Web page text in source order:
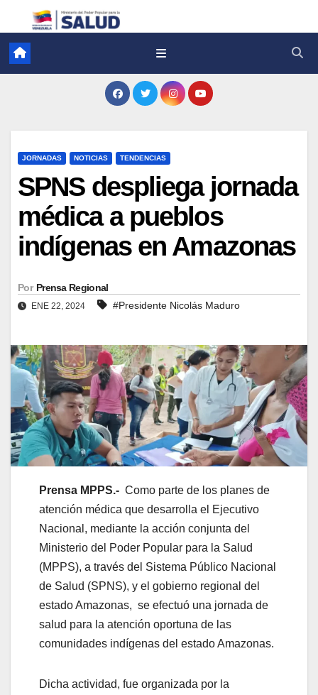
JORNADAS NOTICIAS TENDENCIAS
SPNS despliega jornada
médica a pueblos
indígenas en Amazonas
Por Prensa Regional
ENE 22, 2024 #Presidente Nicolás Maduro
Prensa MPPS.- Como parte de los planes de
atención médica que desarrolla el Ejecutivo
Nacional, mediante la acción conjunta del
Ministerio del Poder Popular para la Salud
(MPPS), a través del Sistema Público Nacional
de Salud (SPNS), y el gobierno regional del
estado Amazonas, se efectuó una jornada de
salud para la atención oportuna de las
comunidades indígenas del estado Amazonas.
Dicha actividad, fue organizada por la